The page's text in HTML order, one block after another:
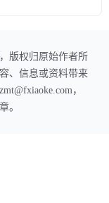
版权归原始作者所
、信息或资料带来
，
。